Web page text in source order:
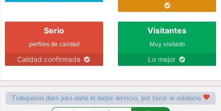
Serio
perfiles de calidad
Calidad confirmada
Visitantes
Muy visitado
Lo mejor
Trabajamos duro para darte el mejor servicio, por favor sé solidario